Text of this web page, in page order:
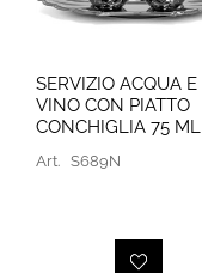
SERVIZIO ACQUA E
VINO CON PIATTO
CONCHIGLIA 75 ML
Art. S689N